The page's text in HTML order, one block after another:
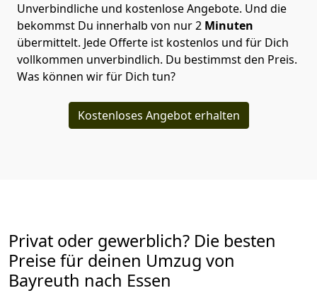
Unverbindliche und kostenlose Angebote. Und die
bekommst Du innerhalb von nur2 Minuten
übermittelt. Jede Offerte ist kostenlos und für Dich
vollkommen unverbindlich. Du bestimmst den Preis.
Was können wir für Dich tun?
Kostenloses Angebot erhalten
Privat oder gewerblich? Die besten
Preise für deinen Umzug von
Bayreuth nach Essen